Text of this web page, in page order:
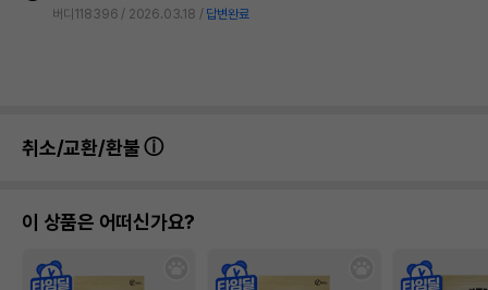
버디118396 2026.03.18 답변완료
취소/교환/환불
이 상품은 어떠신가요?